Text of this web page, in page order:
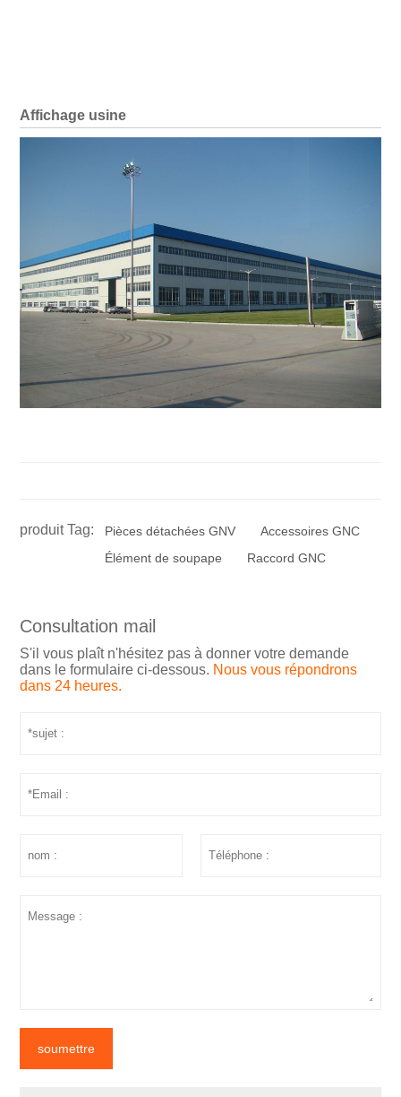
Affichage usine
produit Tag: Pièces détachées GNV
Accessoires GNC
Élément de soupape
Raccord GNC
Consultation mail
S'il vous plaît n'hésitez pas à donner votre demande
dans le formulaire ci-dessous. Nous vous répondrons
dans 24 heures.
soumettre